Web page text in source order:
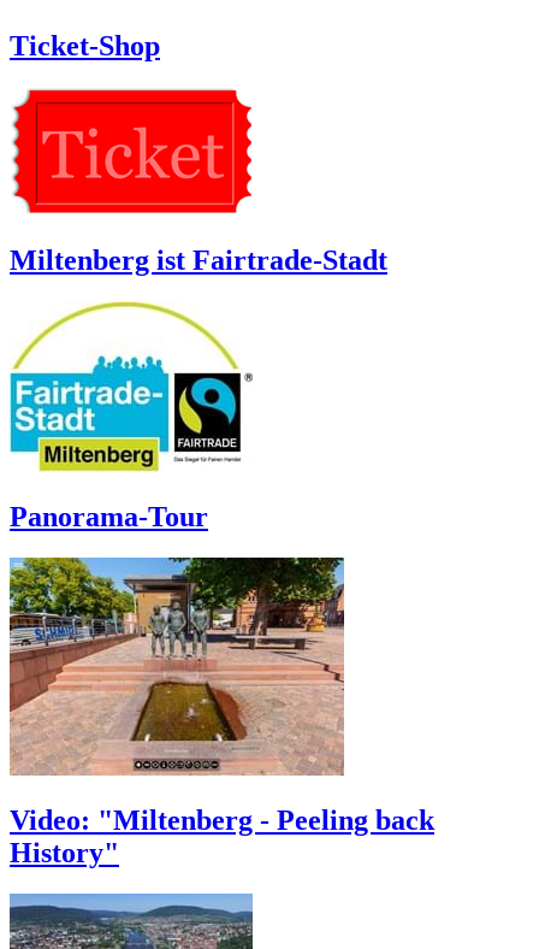
Ticket-Shop
Miltenberg ist Fairtrade-Stadt
Panorama-Tour
Video: "Miltenberg - Peeling back
History"